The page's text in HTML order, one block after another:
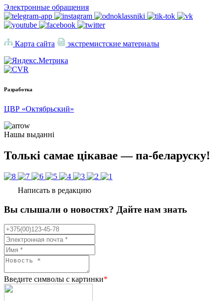
Электронные обращения
Карта сайта экстремистские материалы
Разработка
ЦВР «Октябрьский»
Нашы выданні
Толькі самае цікавае — па-беларуску!
Написать в редакцию
Вы слышали о новостях? Дайте нам знать
Введите символы с картинки*